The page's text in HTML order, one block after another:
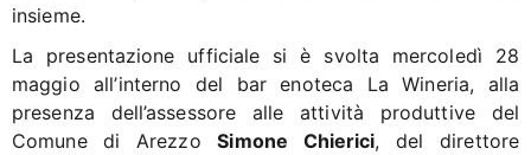
insieme.
La presentazione ufficiale si è svolta mercoledì 28
maggio all’interno del bar enoteca La Wineria, alla
presenza dell’assessore alle attività produttive del
Comune di ArezzoSimone Chierici, del direttore